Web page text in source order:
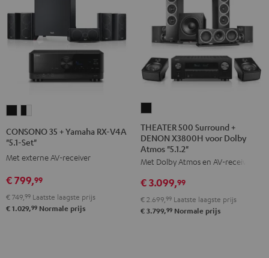
+
Yamaha
V4A
"5.1-
Set"
+
Yamaha
V4A
"5.1-
Set"
CONSONO 35 + Yamaha RX-V4A
"5.1-Set"
Met externe AV-receiver
€ 799,99
€ 749, 99 Laatste laagste prijs
€ 1.029,99 Normale prijs
500
Surround
+
DENON
X3800H
voor
Dolby
THEATER 500 Surround +
DENON X3800H voor Dolby
Atmos "5.1.2"
Met Dolby Atmos en AV-receiver
€ 3.099,99
€ 2.699, 99 Laatste laagste prijs
€ 3.799,99 Normale prijs